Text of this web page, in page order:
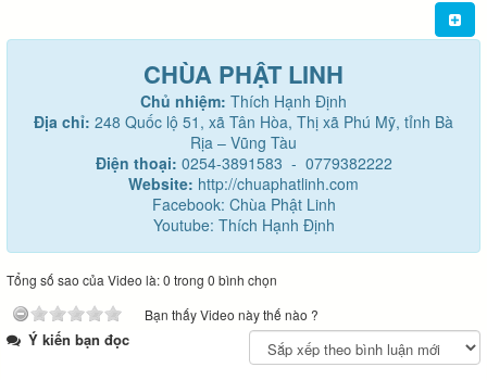
CHÙA PHẬT LINH
Chủ nhiệm: Thích Hạnh Định
Địa chỉ: 248 Quốc lộ 51, xã Tân Hòa, Thị xã Phú Mỹ, tỉnh Bà
Rịa – Vũng Tàu
Điện thoại: 0254-3891583 - 0779382222
Website: http://chuaphatlinh.com
Facebook: Chùa Phật Linh
Youtube: Thích Hạnh Định
Tổng số sao của Video là: 0 trong 0 bình chọn
Bạn thấy Video này thế nào ?
Ý kiến bạn đọc